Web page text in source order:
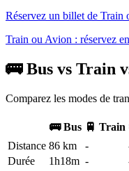
Réservez un billet de Train
Train ou Avion : réservez
🚌 Bus vs Train
Comparez les modes de
🚌 Bus 🚆 Train
Distance 86 km -
Durée
1h18m -